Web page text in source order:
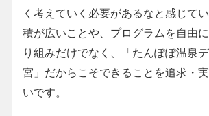
く考えていく必要があるなと感じて
積が広いことや、プログラムを自由
り組みだけでなく、「たんぽぽ温泉
宮」だからこそできることを追求・
いです。